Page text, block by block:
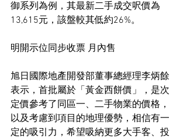
御系列為例，其最新二手成交呎價為
13,615元，該盤較其低約26%。
明開示位同步收票 月內售
旭日國際地產開發部董事總經理李炳餘
表示，首批屬於「黃金西餅價」，是次
定價參考了同區一、二手物業的價格，
以及考慮到項目的地理優勢，相信有一
定的吸引力，希望吸納更多大手客、投